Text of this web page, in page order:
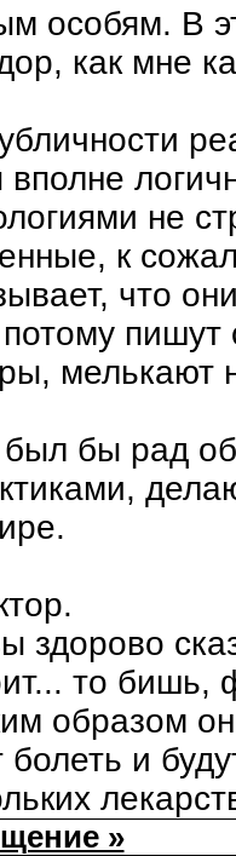
особям. В
как мне
вполне
не
к
что
пишут
мелькают
был бы рад
здорово
то бишь,
образом
болеть и
»